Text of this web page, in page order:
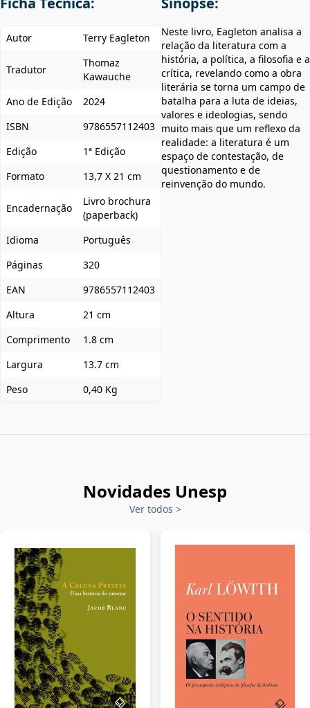
Autor Terry Eagleton
Tradutor
Thomaz
Kawauche
Ano de Edição
2024
ISBN
9786557112403
Edição
1ª Edição
Formato
13,7 X 21 cm
Encadernação
Livro brochura
(paperback)
Idioma
Português
Páginas
320
EAN
9786557112403
Altura
21 cm
Comprimento
1.8 cm
Largura
13.7 cm
Peso
0,40 Kg
Neste livro, Eagleton analisa a
relação da literatura com a
história, a política, a filosofia e a
crítica, revelando como a obra
literária se torna um campo de
batalha para a luta de ideias,
valores e ideologias, sendo
muito mais que um reflexo da
realidade: a literatura é um
espaço de contestação, de
questionamento e de
reinvenção do mundo.
Novidades Unesp
Ver todos >